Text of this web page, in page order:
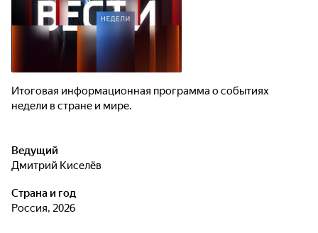
Итоговая информационная программа о событиях
недели в стране и мире.
Ведущий
Дмитрий Киселёв
Страна и год
Россия, 2026